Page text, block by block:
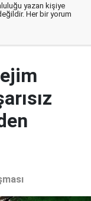
yazan kişiye
Her bir yorum